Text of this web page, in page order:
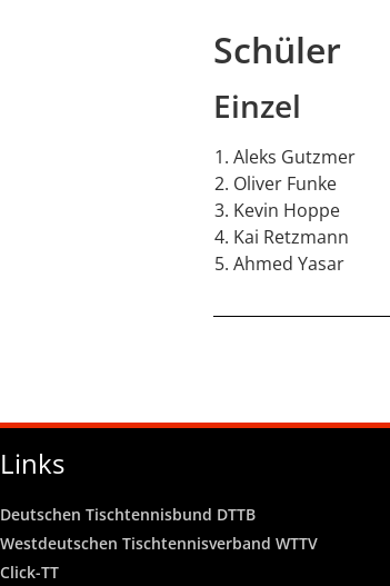
Schüler
Einzel
Aleks Gutzmer
Oliver Funke
Kevin Hoppe
Kai Retzmann
Ahmed Yasar
Links
Deutschen Tischtennisbund DTTB
Westdeutschen Tischtennisverband WTTV
Click-TT